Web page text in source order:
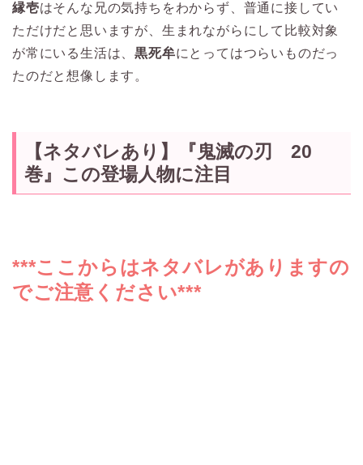
縁壱はそんな兄の気持ちをわからず、普通に接してい
ただけだと思いますが、生まれながらにして比較対象
が常にいる生活は、黒死牟にとってはつらいものだっ
たのだと想像します。
【ネタバレあり】『鬼滅の刃 20
巻』この登場人物に注目
***ここからはネタバレがありますの
でご注意ください***